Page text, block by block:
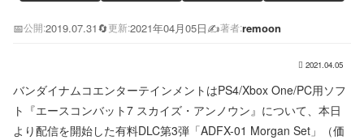
📅公開:2019.07.31🔄更新:2021年04月05日✍️著者:remoon
2021.04.05
バンダイナムコエンターテインメントはPS4/Xbox One/PC用ソフ
ト『エースコンバット7 スカイズ・アンノウン』について、本日
より配信を開始した有料DLC第3弾「ADFX-01 Morgan Set」（価